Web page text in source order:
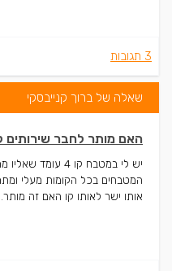
3 תגובות
שאלה של ברוך קנייבסקי
האם מותר לחבר שירותים לקו 4 של
יש לי במטבח קו
המטבחים בכל הקומות מעלי
אותו ישר לאותו קו האם זה מותר...